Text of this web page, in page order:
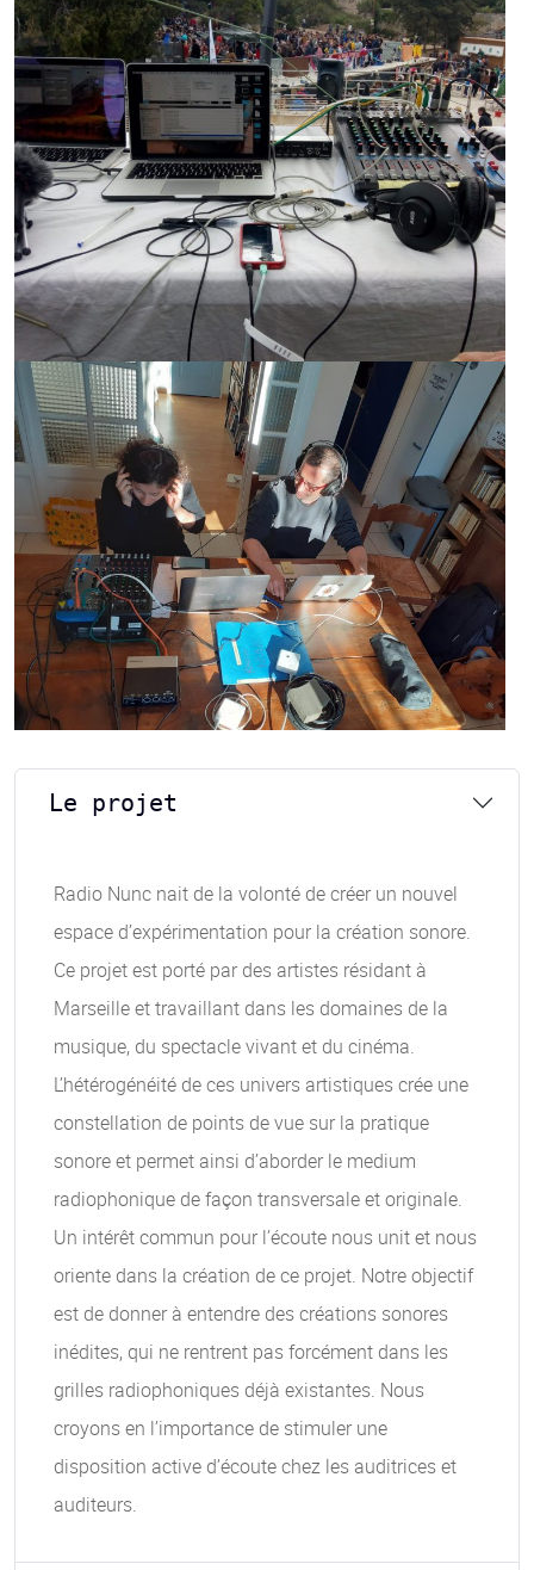
Le projet
Radio Nunc nait de la volonté de créer un nouvel
espace d’expérimentation pour la création sonore.
Ce projet est porté par des artistes résidant à
Marseille et travaillant dans les domaines de la
musique, du spectacle vivant et du cinéma.
L’hétérogénéité de ces univers artistiques crée une
constellation de points de vue sur la pratique
sonore et permet ainsi d’aborder le medium
radiophonique de façon transversale et originale.
Un intérêt commun pour l’écoute nous unit et nous
oriente dans la création de ce projet. Notre objectif
est de donner à entendre des créations sonores
inédites, qui ne rentrent pas forcément dans les
grilles radiophoniques déjà existantes. Nous
croyons en l’importance de stimuler une
disposition active d’écoute chez les auditrices et
auditeurs.